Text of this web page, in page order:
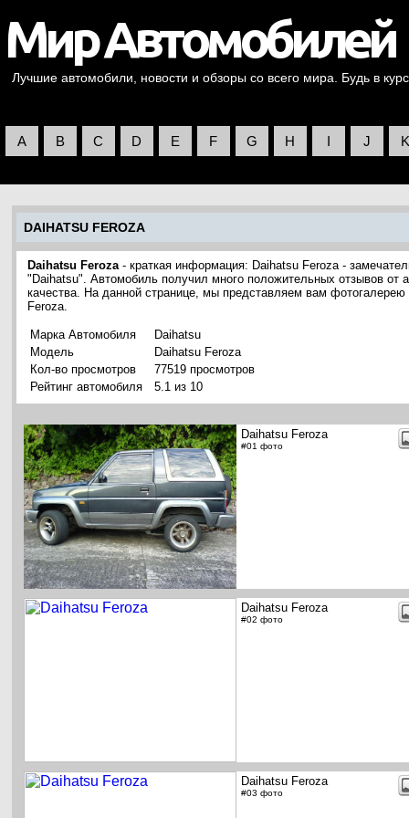
Лучшие автомобили, новости и обзоры со всего мира. Будь в
A B C D E F G H I J K
DAIHATSU FEROZA
Daihatsu Feroza- краткая информация: Daihatsu Feroza -
"Daihatsu". Автомобиль получил много положительных отзывов от
качества. На данной странице, мы представляем вам
Feroza.
Марка Автомобиля
Daihatsu
Модель
Daihatsu Feroza
Кол-во просмотров
77519 просмотров
Рейтинг автомобиля
5.1 из 10
Daihatsu Feroza
#01 фото
Daihatsu Feroza
#02 фото
Daihatsu Feroza
#03 фото